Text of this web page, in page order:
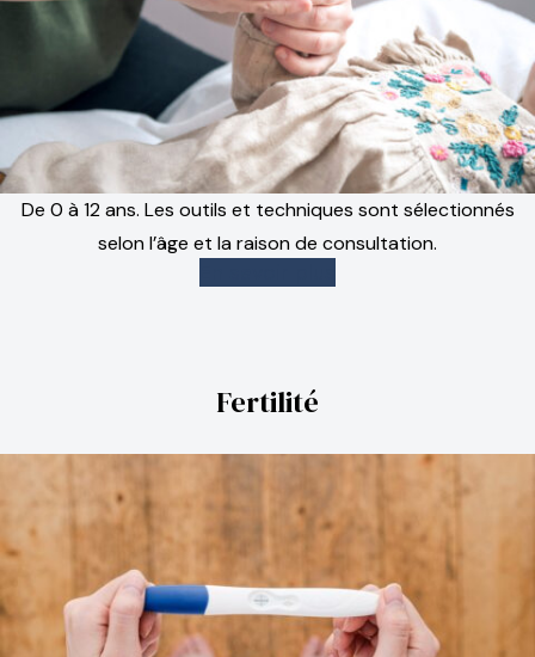
De 0 à 12 ans. Les outils et techniques sont sélectionnés
selon l’âge et la raison de consultation.
Fertilité